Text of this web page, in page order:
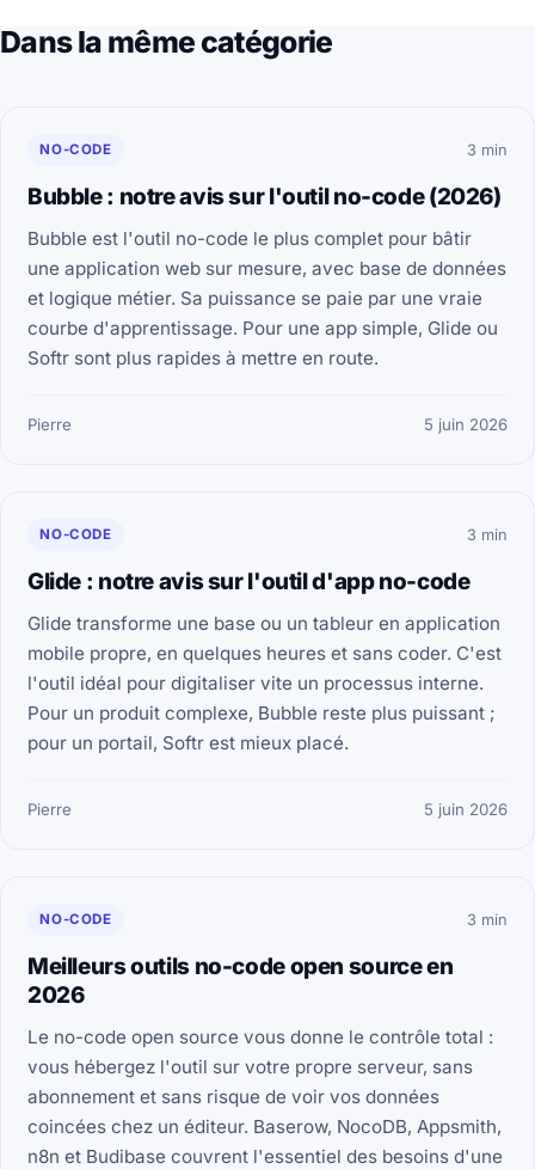
Dans la même catégorie
NO-CODE 3 min
Bubble : notre avis sur l'outil no-code (2026)
Bubble est l'outil no-code le plus complet pour bâtir
une application web sur mesure, avec base de données
et logique métier. Sa puissance se paie par une vraie
courbe d'apprentissage. Pour une app simple, Glide ou
Softr sont plus rapides à mettre en route.
Pierre 5 juin 2026
NO-CODE 3 min
Glide : notre avis sur l'outil d'app no-code
Glide transforme une base ou un tableur en application
mobile propre, en quelques heures et sans coder. C'est
l'outil idéal pour digitaliser vite un processus interne.
Pour un produit complexe, Bubble reste plus puissant ;
pour un portail, Softr est mieux placé.
Pierre 5 juin 2026
NO-CODE 3 min
Meilleurs outils no-code open source en
2026
Le no-code open source vous donne le contrôle total :
vous hébergez l'outil sur votre propre serveur, sans
abonnement et sans risque de voir vos données
coincées chez un éditeur. Baserow, NocoDB, Appsmith,
n8n et Budibase couvrent l'essentiel des besoins d'une